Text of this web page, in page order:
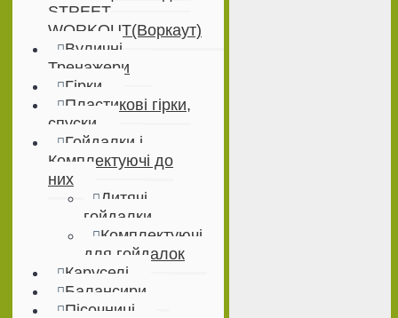
STREET
WORKOUT(Воркаут)
Вуличні
Тренажери
Гірки
Пластикові гірки,
спуски
Гойдалки і
Комплектуючі до
них
Дитячі
гойдалки
Комплектуючі
для гойдалок
Каруселі
Балансири
Пісочниці